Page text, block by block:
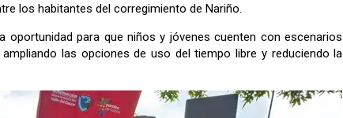
los habitantes del corregimiento de Nariño.
oportunidad para que niños y jóvenes cuenten con escenarios
las opciones de uso del tiempo libre y reduciendo la